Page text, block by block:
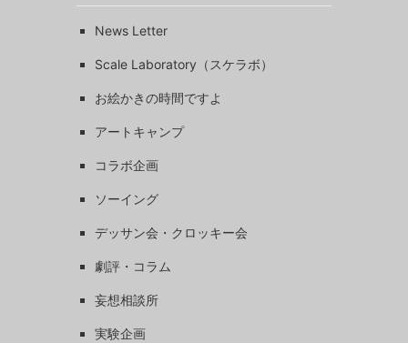
News Letter
Scale Laboratory（スケラボ）
お絵かきの時間ですよ
アートキャンプ
コラボ企画
ソーイング
デッサン会・クロッキー会
劇評・コラム
妄想相談所
実験企画